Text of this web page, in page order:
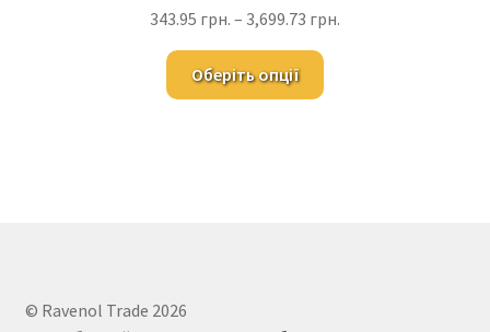
343.95 грн. – 3,699.73 грн.
Оберіть опції
© Ravenol Trade 2026